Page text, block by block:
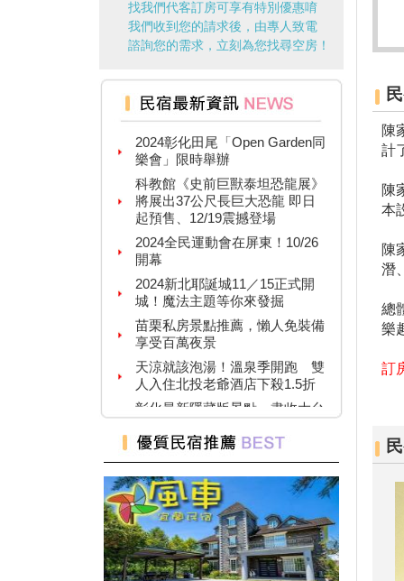
找我們代客訂房可享有特別優惠唷
我們收到您的請求後，由專人致電
諮詢您的需求，立刻為您找尋空房！
票、「佐登妮絲」城堡優惠價一
次看
新竹市「觀光巴士—舊城巡禮
2024彰化田尾「Open Garden同
樂會」限時舉辦
科教館《史前巨獸泰坦恐龍展》
將展出37公尺長巨大恐龍 即日
起預售、12/19震撼登場
2024全民運動會在屏東！10/26
2024新北耶誕城11／15正式開
城！魔法主題等你來發掘
苗栗私房景點推薦，懶人免裝備
享受百萬夜景
天涼就該泡湯！溫泉季開跑 雙
人入住北投老爺酒店下殺1.5折
彰化最新隱藏版景點，盡收大台
中落日美景！
10/12、10/13舉辦！
2024金門國際海洋藝術季～
10/04~2/28為期5個月
嘉義熱門景點推薦！前10大排名
景點你去過了嗎？
2024台南關子嶺溫泉美食節開
始啦！9/21~10/20
陳
計
陳
本
陳
潛
總
樂
訂